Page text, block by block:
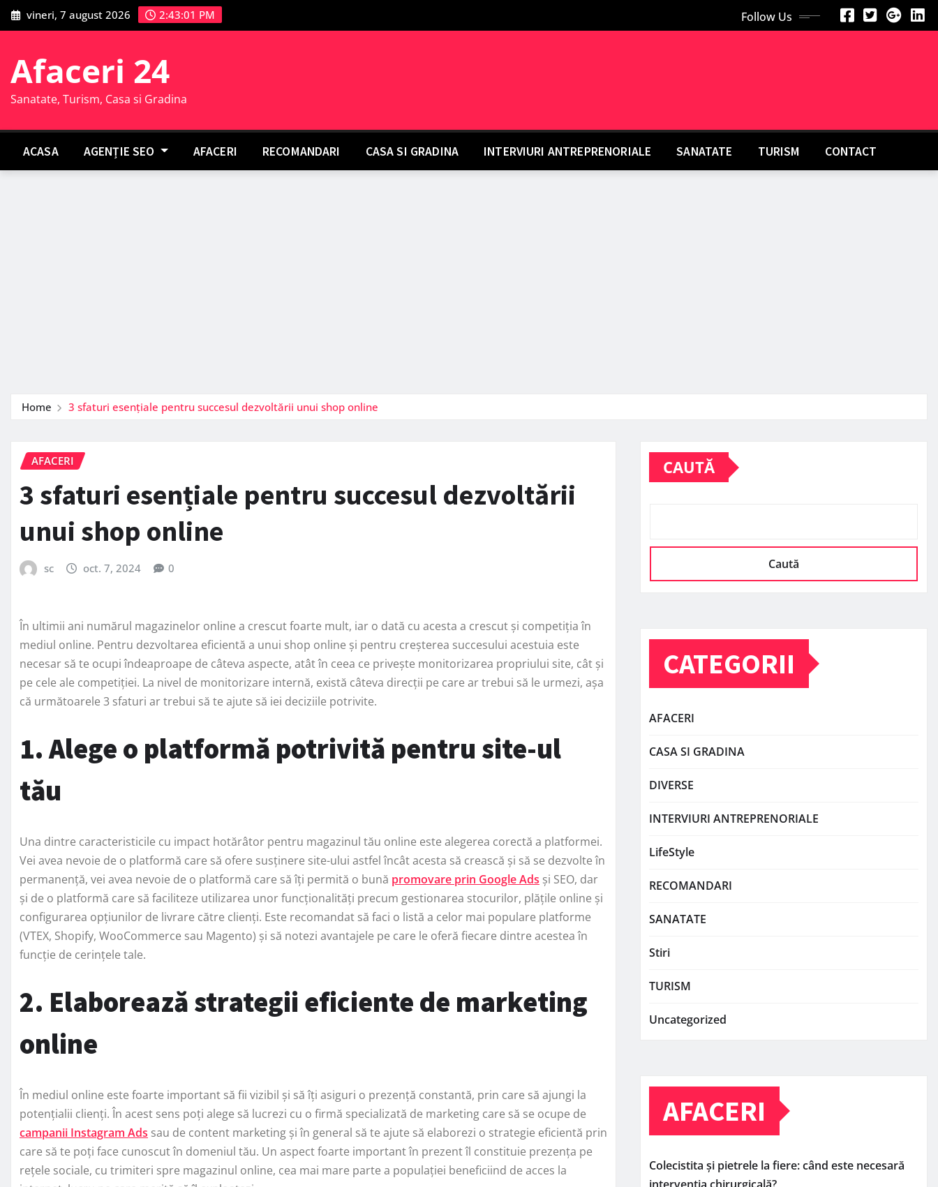
Skip
to
vineri, 7 august 2026 2:43:02 PM Follow Us
Afaceri 24
Sanatate, Turism, Casa si Gradina
ACASA AGENȚIE SEO AFACERI RECOMANDARI CASA SI GRADINA INTERVIURI ANTREPRENORIALE SANATATE TURISM CONTACT
Home 3 sfaturi esențiale pentru succesul dezvoltării unui shop online
AFACERI
3 sfaturi esențiale pentru succesul dezvoltării
unui shop online
sc oct. 7, 2024 0
În ultimii ani numărul magazinelor online a crescut foarte mult, iar o dată cu acesta a crescut și competiția în
mediul online. Pentru dezvoltarea eficientă a unui shop online și pentru creșterea succesului acestuia este
necesar să te ocupi îndeaproape de câteva aspecte, atât în ceea ce privește monitorizarea propriului site, cât și
pe cele ale competiției. La nivel de monitorizare internă, există câteva direcții pe care ar trebui să le urmezi, așa
că următoarele 3 sfaturi ar trebui să te ajute să iei deciziile potrivite.
1. Alege o platformă potrivită pentru site-ul
tău
Una dintre caracteristicile cu impact hotărâtor pentru magazinul tău online este alegerea corectă a platformei.
Vei avea nevoie de o platformă care să ofere susținere site-ului astfel încât acesta să crească și să se dezvolte în
permanență, vei avea nevoie de o platformă care să îți permită o bună promovare prin Google Ads și SEO, dar
și de o platformă care să faciliteze utilizarea unor funcționalități precum gestionarea stocurilor, plățile online și
configurarea opțiunilor de livrare către clienți. Este recomandat să faci o listă a celor mai populare platforme
(VTEX, Shopify, WooCommerce sau Magento) și să notezi avantajele pe care le oferă fiecare dintre acestea în
funcție de cerințele tale.
2. Elaborează strategii eficiente de marketing
online
În mediul online este foarte important să fii vizibil și să îți asiguri o prezență constantă, prin care să ajungi la
potențialii clienți. În acest sens poți alege să lucrezi cu o firmă specializată de marketing care să se ocupe de
campanii Instagram Ads sau de content marketing și în general să te ajute să elaborezi o strategie eficientă prin
care să te poți face cunoscut în domeniul tău. Un aspect foarte important în prezent îl constituie prezența pe
rețele sociale, cu trimiteri spre magazinul online, cea mai mare parte a populației beneficiind de acces la
CAUTĂ
Caută
CATEGORII
AFACERI
CASA SI GRADINA
DIVERSE
INTERVIURI ANTREPRENORIALE
LifeStyle
RECOMANDARI
SANATATE
Stiri
TURISM
Uncategorized
AFACERI
Colecistita și pietrele la fiere: când este necesară